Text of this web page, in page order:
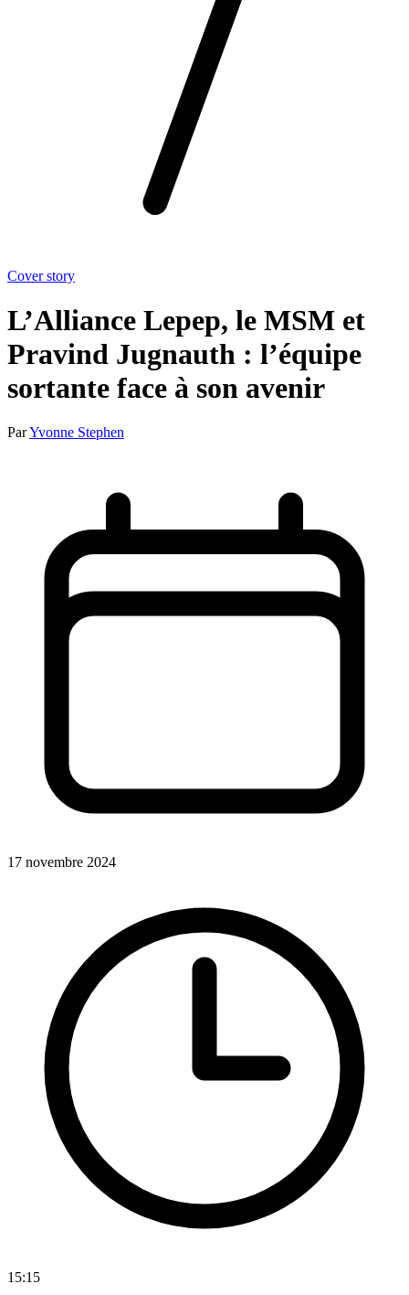
Cover story
L’Alliance Lepep, le MSM et
Pravind Jugnauth : l’équipe
sortante face à son avenir
ParYvonne Stephen
17 novembre 2024
15:15